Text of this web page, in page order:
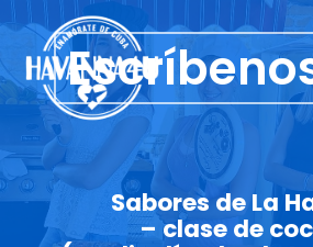
Skip
main
content
Sabores de La
– clase de